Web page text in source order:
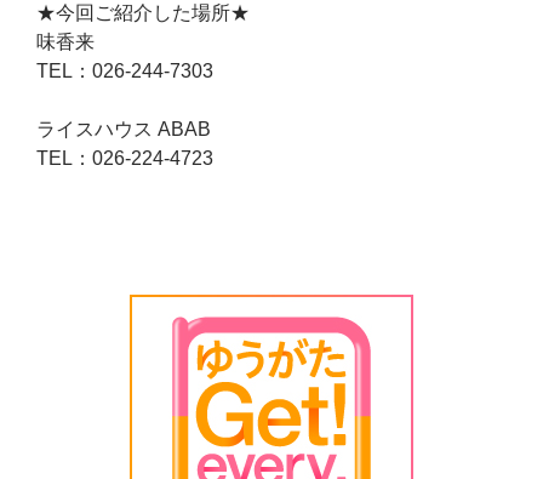
★今回ご紹介した場所★
味香来
TEL：026-244-7303
ライスハウス ABAB
TEL：026-224-4723